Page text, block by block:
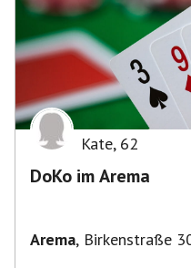
Kate, 62
DoKo im Arema
Arema, Birkenstraße